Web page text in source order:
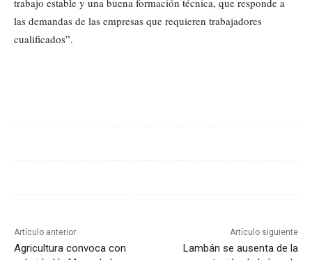
trabajo estable y una buena formación técnica, que responde a
las demandas de las empresas que requieren trabajadores
cualificados”.
Artículo anterior
Agricultura convoca con
Artículo siguiente
Lambán se ausenta de la